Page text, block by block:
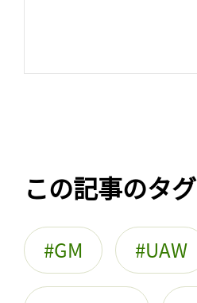
この記事のタグ
GM UAW